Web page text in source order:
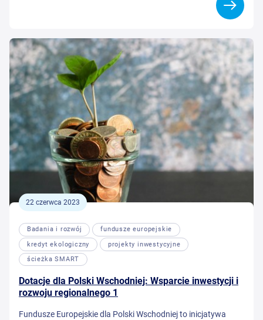
22 czerwca 2023
Badania i rozwój
fundusze europejskie
kredyt ekologiczny
projekty inwestycyjne
ścieżka SMART
Dotacje dla Polski Wschodniej: Wsparcie inwestycji i
rozwoju regionalnego 1
Fundusze Europejskie dla Polski Wschodniej to inicjatywa